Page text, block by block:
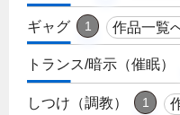
ギャグ 1 作品一覧
トランス/暗示（催眠）
しつけ（調教） 1